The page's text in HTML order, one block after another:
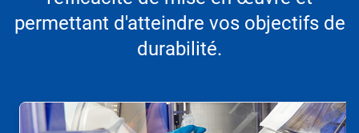
permettant d'atteindre vos objectifs de
durabilité.
Ceci